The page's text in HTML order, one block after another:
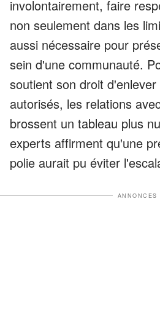
involontairement, faire
non seulement dans les
aussi nécessaire pour
sein d'une communauté.
soutient son droit
autorisés, les relations
brossent un tableau plus
experts affirment qu'une
polie aurait pu éviter
ANNONCES